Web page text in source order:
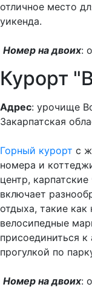
отличное место
уикенда.
Номер на двоих:
Курорт
Адрес: урочище
Закарпатская
Горный курорт с
номера и
центр,
включает
отдыха, такие как
велосипедные
присоединиться к
прогулкой по
Номер на двоих: